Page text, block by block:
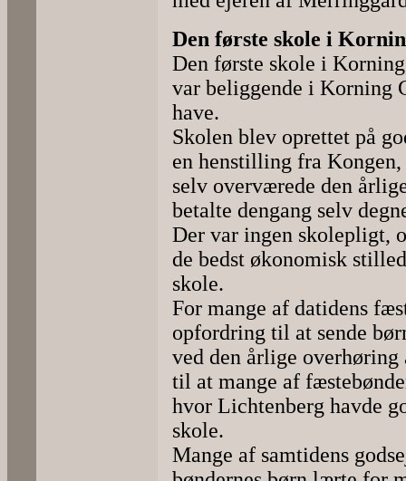
Den første skole i
Den første skole i
var beliggende i Korning
have.
Skolen blev oprettet på
en henstilling fra
selv overværede den
betalte dengang selv
Der var ingen skolepligt,
de bedst økonomisk
skole.
For mange af datidens
opfordring til at sende
ved den årlige
til at mange af
hvor Lichtenberg havde
skole.
Mange af samtidens